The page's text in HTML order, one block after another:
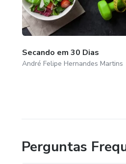
Secando em 30 Dias
André Felipe Hernandes Martins
Perguntas